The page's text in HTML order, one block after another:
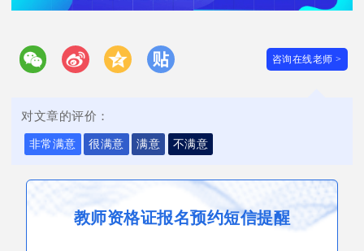
咨询在线老师 >
对文章的评价：
非常满意 很满意 满意 不满意
教师资格证报名预约短信提醒